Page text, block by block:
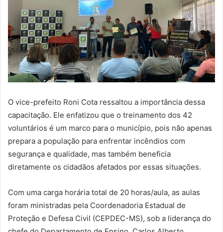
O vice-prefeito Roni Cota ressaltou a importância dessa
capacitação. Ele enfatizou que o treinamento dos 42
voluntários é um marco para o município, pois não apenas
prepara a população para enfrentar incêndios com
segurança e qualidade, mas também beneficia
diretamente os cidadãos afetados por essas situações.
Com uma carga horária total de 20 horas/aula, as aulas
foram ministradas pela Coordenadoria Estadual de
Proteção e Defesa Civil (CEPDEC-MS), sob a liderança do